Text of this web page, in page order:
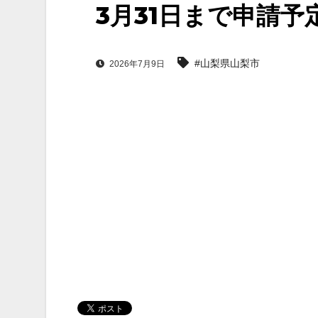
3月31日まで申請予
2026年7月9日 #山梨県山梨市